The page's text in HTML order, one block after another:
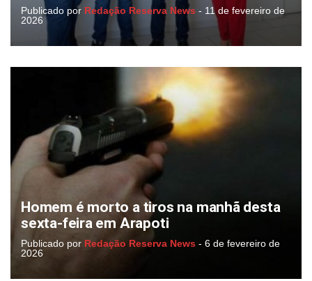
Publicado por Redação Reserva News - 11 de fevereiro de
2026
Homem é morto a tiros na manhã desta
sexta-feira em Arapoti
Publicado por Redação Reserva News - 6 de fevereiro de
2026